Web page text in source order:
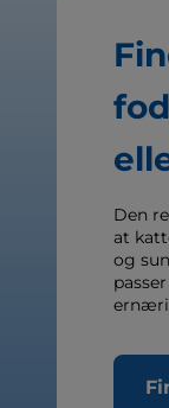
Den
at
og